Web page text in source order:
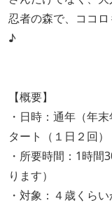
忍者の森で、ココ
♪
【概要】
・日時：通年（年
タート（１日２回）
・所要時間：1時
ります）
・対象：４歳くら